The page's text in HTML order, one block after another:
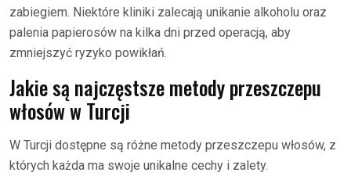
zabiegiem. Niektóre kliniki zalecają unikanie alkoholu oraz
palenia papierosów na kilka dni przed operacją, aby
zmniejszyć ryzyko powikłań.
Jakie są najczęstsze metody przeszczepu
włosów w Turcji
W Turcji dostępne są różne metody przeszczepu włosów, z
których każda ma swoje unikalne cechy i zalety.